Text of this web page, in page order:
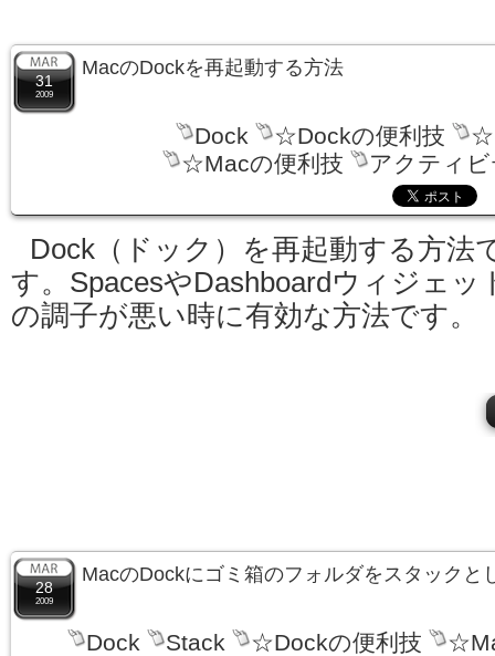
31
2009
MacのDockを再起動する方法
Dock ☆Dockの便利技
☆Macの便利技
アクティ
Dock（ドック）を再起動する方法
す。SpacesやDashboardウィジェッ
の調子が悪い時に有効な方法です。
28
2009
MacのDockにゴミ箱のフォルダをスタックと
Dock Stack ☆Dockの便利技